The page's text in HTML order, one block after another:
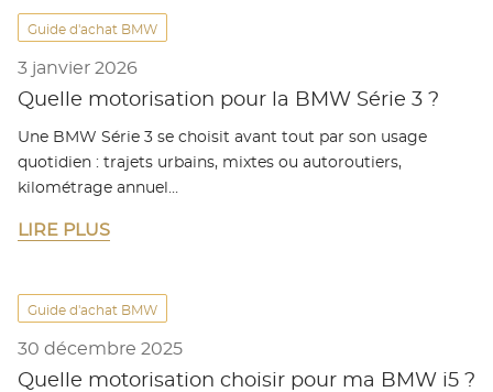
Guide d'achat BMW
3 janvier 2026
Quelle motorisation pour la BMW Série 3 ?
Une BMW Série 3 se choisit avant tout par son usage
quotidien : trajets urbains, mixtes ou autoroutiers,
kilométrage annuel…
LIRE PLUS
Guide d'achat BMW
30 décembre 2025
Quelle motorisation choisir pour ma BMW i5 ?